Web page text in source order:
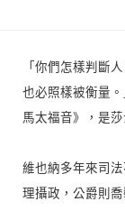
「你們怎樣判斷
也必照樣被衡量
馬太福音》，是
維也納多年來司
理攝政，公爵則